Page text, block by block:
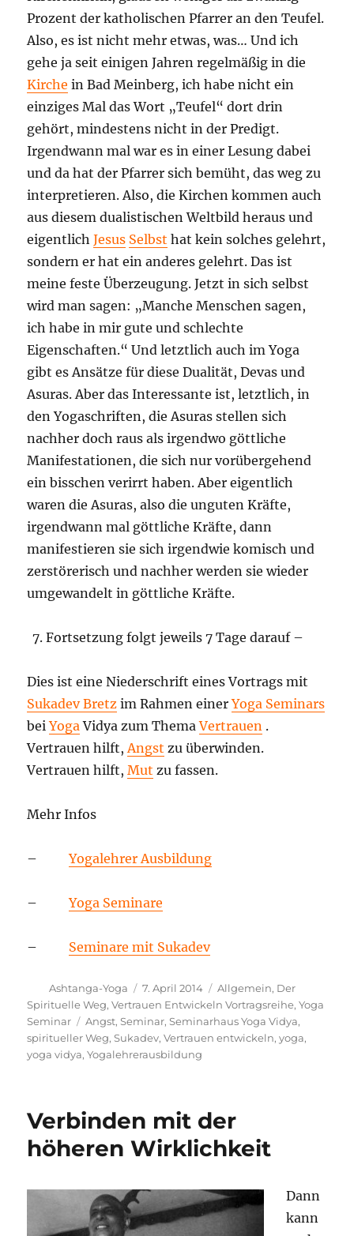
Prozent der katholischen Pfarrer an den Teufel.
Also, es ist nicht mehr etwas, was… Und ich
gehe ja seit einigen Jahren regelmäßig in die
Kirche in Bad Meinberg, ich habe nicht ein
einziges Mal das Wort „Teufel“ dort drin
gehört, mindestens nicht in der Predigt.
Irgendwann mal war es in einer Lesung dabei
und da hat der Pfarrer sich bemüht, das weg zu
interpretieren. Also, die Kirchen kommen auch
aus diesem dualistischen Weltbild heraus und
eigentlichJesus Selbst hat kein solches gelehrt,
sondern er hat ein anderes gelehrt. Das ist
meine feste Überzeugung. Jetzt in sich selbst
wird man sagen: „Manche Menschen sagen,
ich habe in mir gute und schlechte
Eigenschaften.“ Und letztlich auch im Yoga
gibt es Ansätze für diese Dualität, Devas und
Asuras. Aber das Interessante ist, letztlich, in
den Yogaschriften, die Asuras stellen sich
nachher doch raus als irgendwo göttliche
Manifestationen, die sich nur vorübergehend
ein bisschen verirrt haben. Aber eigentlich
waren die Asuras, also die unguten Kräfte,
irgendwann mal göttliche Kräfte, dann
manifestieren sie sich irgendwie komisch und
zerstörerisch und nachher werden sie wieder
umgewandelt in göttliche Kräfte.
Fortsetzung folgt jeweils 7 Tage darauf –
Dies ist eine Niederschrift eines Vortrags mit
Sukadev Bretz im Rahmen einerYoga Seminars
beiYoga Vidya zum ThemaVertrauen .
Vertrauen hilft, Angst zu überwinden.
Vertrauen hilft,Mut zu fassen.
Mehr Infos
–Yogalehrer Ausbildung
–Yoga Seminare
– Seminare mit Sukadev
Autor
Ashtanga-Yoga
Veröffentlicht
am
7. April 2014 Kategorien
Allgemein, Der
Spirituelle Weg,Vertrauen Entwickeln Vortragsreihe,Yoga
Seminar
Schlagwörter
Angst,Seminar,Seminarhaus Yoga Vidya,
spiritueller Weg,Sukadev,Vertrauen entwickeln,yoga,
yoga vidya,Yogalehrerausbildung
Verbinden mit der
höheren Wirklichkeit
Dann
kann